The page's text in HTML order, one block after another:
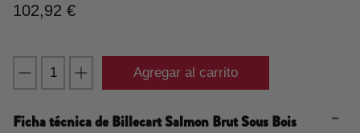
102,92 €
Agregar al carrito
Ficha técnica deBillecart Salmon Brut Sous Bois